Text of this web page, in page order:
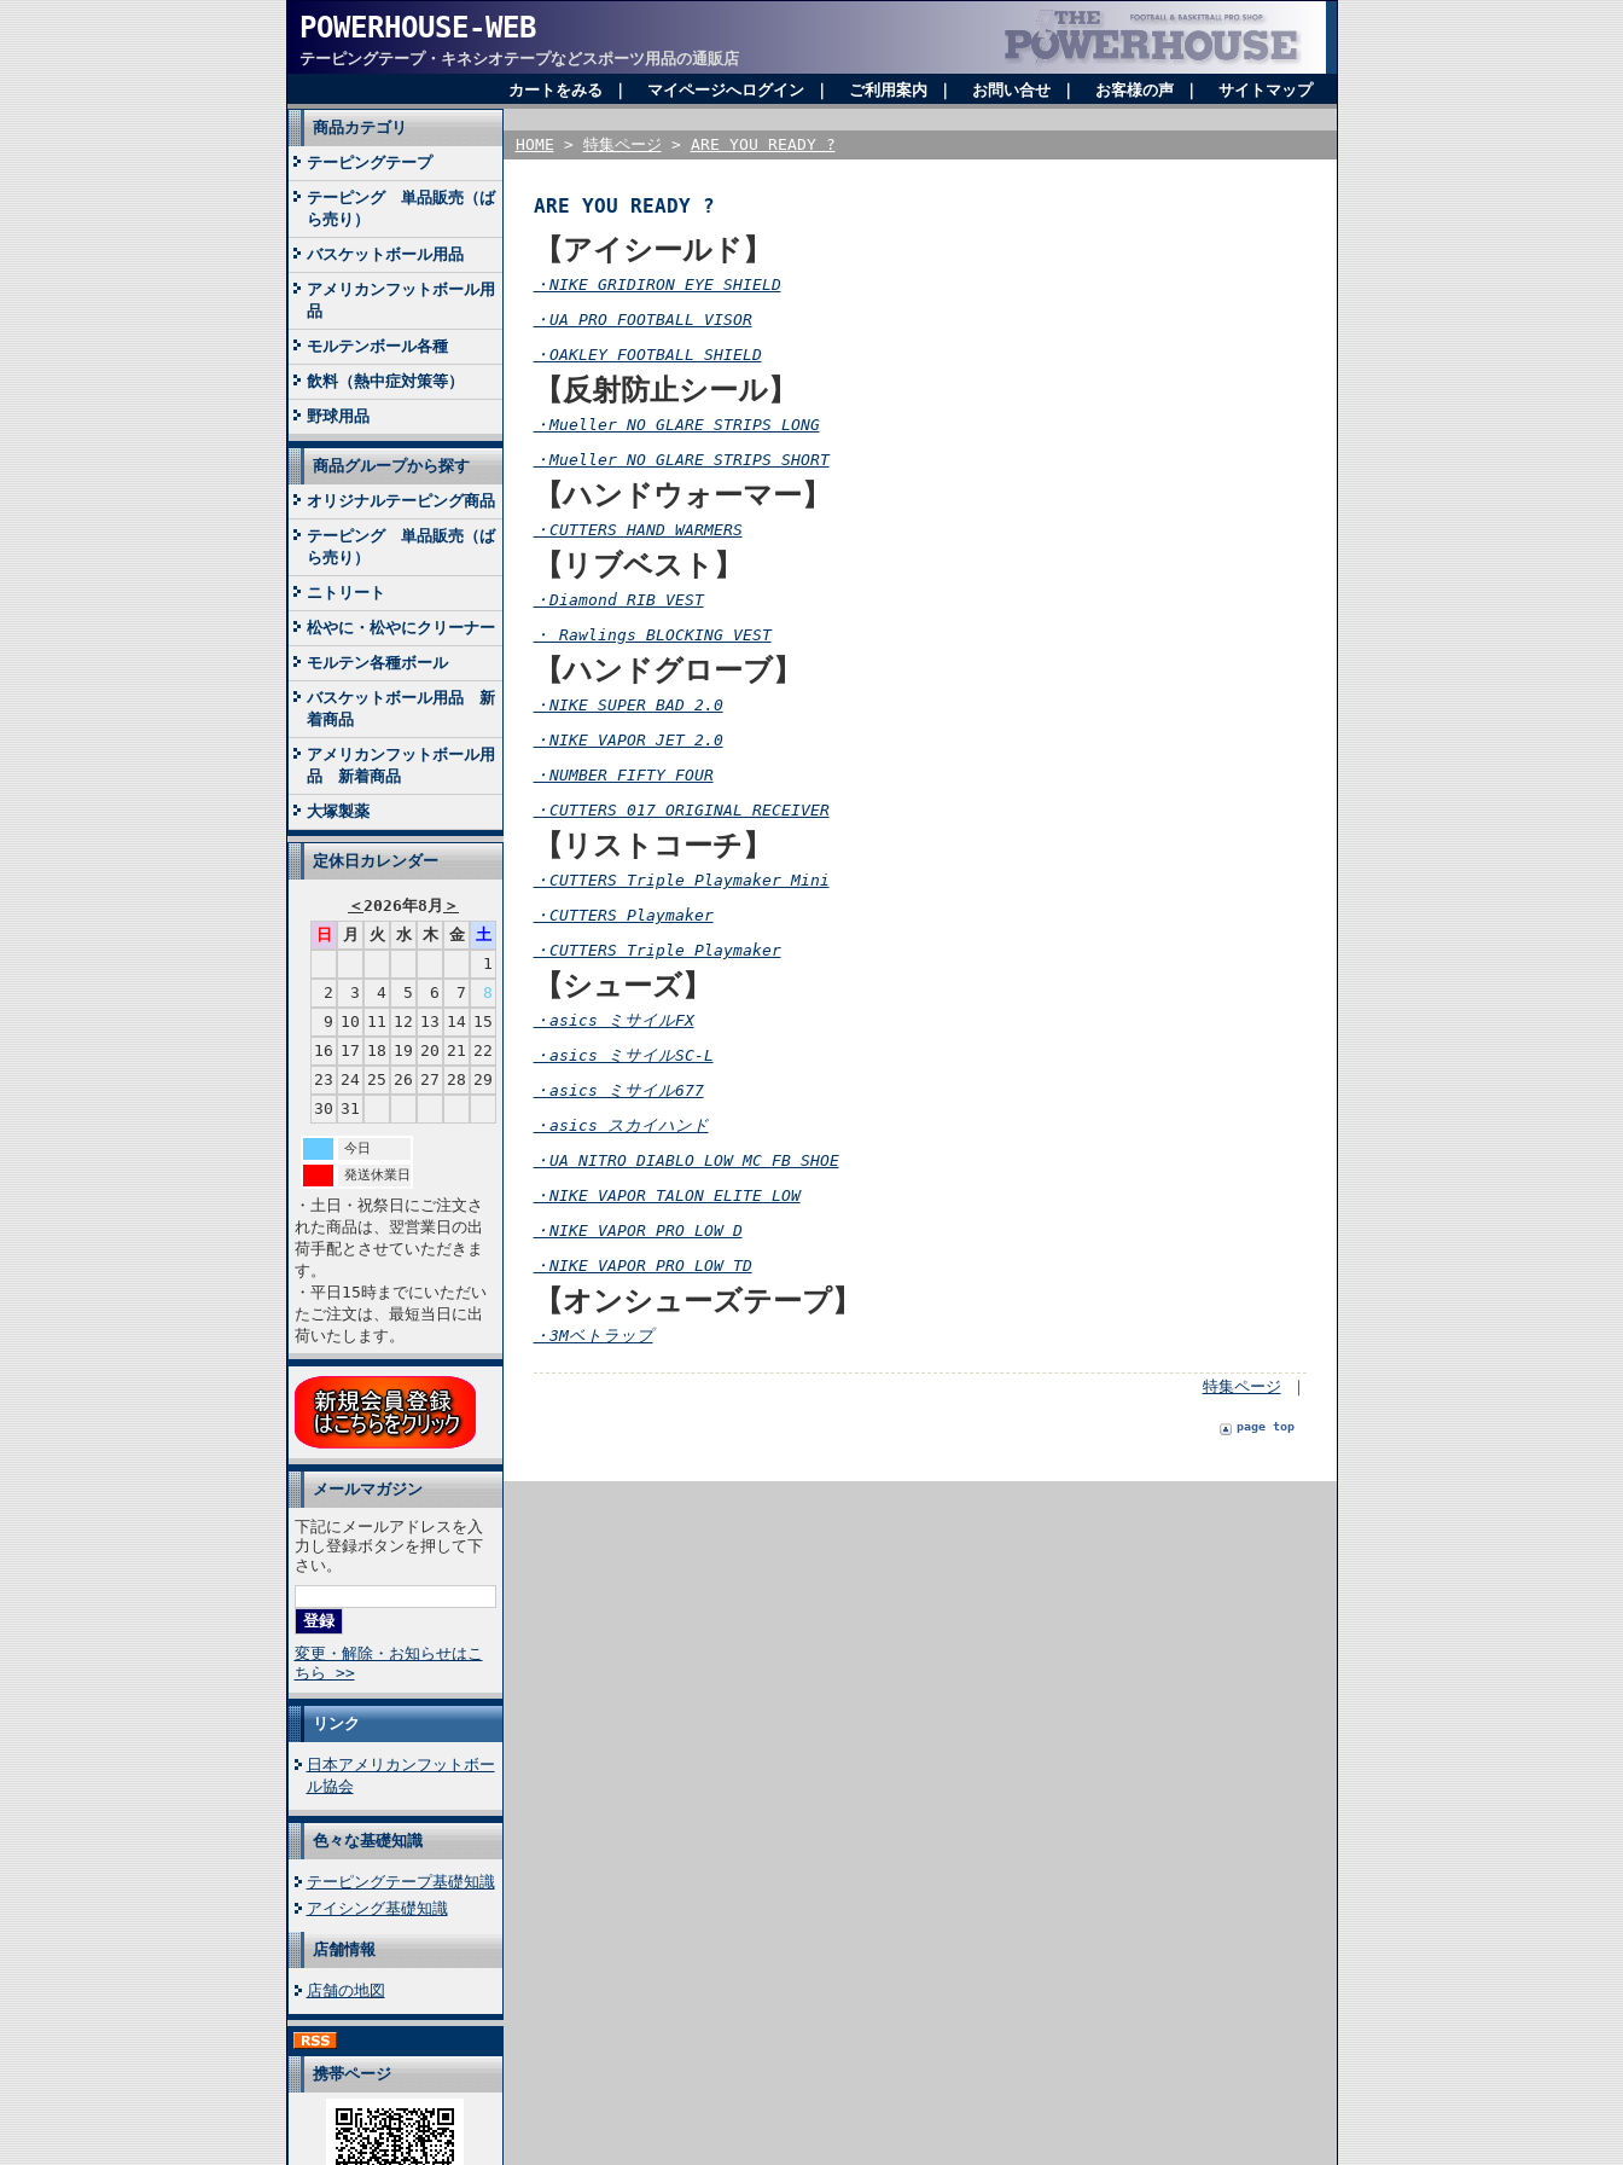
POWERHOUSE-WEB
テーピングテープ・キネシオテープなどスポーツ用品の通販店
カートをみる
マイページへログイン｜ ご利用案内｜ お問い合せ｜ お客様の声｜ サイトマップ
商品カテゴリ
テーピングテープ
テーピング 単品販売（ば
ら売り）
バスケットボール用品
アメリカンフットボール用
品
モルテンボール各種
飲料（熱中症対策等）
野球用品
商品グループから探す
オリジナルテーピング商品
テーピング 単品販売（ば
ら売り）
ニトリート
松やに・松やにクリーナー
モルテン各種ボール
バスケットボール用品 新
着商品
アメリカンフットボール用
品 新着商品
大塚製薬
定休日カレンダー
＜2026年8月 ＞
日
月 火 水 木 金
土
1
2
3 4 5 6 7
8
9 10 11 12 13 14 15
16 17 18 19 20 21 22
23 24 25 26 27 28 29
30 31
今日
発送休業日
・土日・祝祭日にご注文さ
れた商品は、翌営業日の出
荷手配とさせていただきま
す。
・平日15時までにいただい
たご注文は、最短当日に出
荷いたします。
メールマガジン
下記にメールアドレスを入
力し登録ボタンを押して下
さい。
変更・解除・お知らせはこ
ちら >>
リンク
日本アメリカンフットボー
ル協会
色々な基礎知識
テーピングテープ基礎知識
アイシング基礎知識
店舗情報
店舗の地図
携帯ページ
HOME > 特集ページ > ARE YOU READY ?
ARE YOU READY ?
【アイシールド】
・NIKE GRIDIRON EYE SHIELD
・UA PRO FOOTBALL VISOR
・OAKLEY FOOTBALL SHIELD
【反射防止シール】
・Mueller NO GLARE STRIPS LONG
・Mueller NO GLARE STRIPS SHORT
【ハンドウォーマー】
・CUTTERS HAND WARMERS
【リブベスト】
・Diamond RIB VEST
・ Rawlings BLOCKING VEST
【ハンドグローブ】
・NIKE SUPER BAD 2.0
・NIKE VAPOR JET 2.0
・NUMBER FIFTY FOUR
・CUTTERS 017 ORIGINAL RECEIVER
【リストコーチ】
・CUTTERS Triple Playmaker Mini
・CUTTERS Playmaker
・CUTTERS Triple Playmaker
【シューズ】
・asics ミサイルFX
・asics ミサイルSC-L
・asics ミサイル677
・asics スカイハンド
・UA NITRO DIABLO LOW MC FB SHOE
・NIKE VAPOR TALON ELITE LOW
・NIKE VAPOR PRO LOW D
・NIKE VAPOR PRO LOW TD
【オンシューズテープ】
・3Mベトラップ
特集ページ ｜
page top